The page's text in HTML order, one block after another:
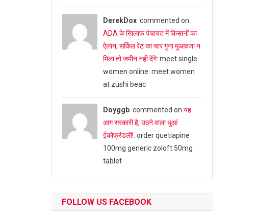
DerekDoxcommented on
ADA के खिलाफ पंचायत में किसानों का
ऐलान, सर्किल रेट का चार गुना मुआवजा न
मिला तो जमीन नहीं देंगे: meet single
women online: meet women
at zushi beac
Doyggbcommented on यह
आग सरकारी है, उठने वाला धुआं
ईकोफ्रंडली!: order quetiapine
100mg generic zoloft 50mg
tablet
FOLLOW US FACEBOOK